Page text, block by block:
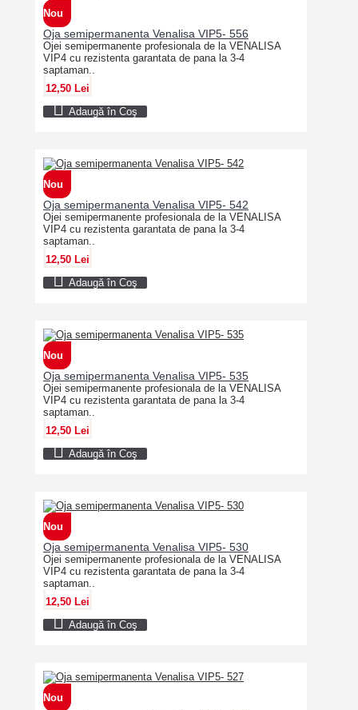
Nou
Oja semipermanenta Venalisa VIP5- 556
Ojei semipermanente profesionala de la VENALISA
VIP4 cu rezistenta garantata de pana la 3-4
saptaman..
12,50 Lei
Adaugă în Coş
Nou
Oja semipermanenta Venalisa VIP5- 542
Ojei semipermanente profesionala de la VENALISA
VIP4 cu rezistenta garantata de pana la 3-4
saptaman..
12,50 Lei
Adaugă în Coş
Nou
Oja semipermanenta Venalisa VIP5- 535
Ojei semipermanente profesionala de la VENALISA
VIP4 cu rezistenta garantata de pana la 3-4
saptaman..
12,50 Lei
Adaugă în Coş
Nou
Oja semipermanenta Venalisa VIP5- 530
Ojei semipermanente profesionala de la VENALISA
VIP4 cu rezistenta garantata de pana la 3-4
saptaman..
12,50 Lei
Adaugă în Coş
Nou